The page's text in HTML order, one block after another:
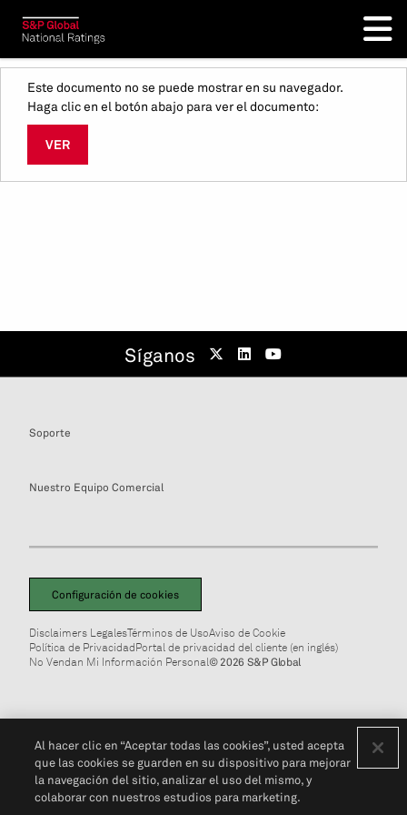
Este documento no se puede mostrar en su navegador.
Haga clic en el botón abajo para ver el documento:
VER
Síganos
Soporte
Nuestro Equipo Comercial
Configuración de cookies
Disclaimers LegalesTérminos de UsoAviso de Cookie
Política de PrivacidadPortal de privacidad del cliente (en inglés)
No Vendan Mi Información Personal© 2026 S&P Global
Al hacer clic en “Aceptar todas las cookies”, usted acepta
que las cookies se guarden en su dispositivo para mejorar
la navegación del sitio, analizar el uso del mismo, y
colaborar con nuestros estudios para marketing.